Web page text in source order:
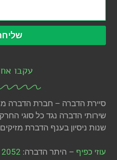
עקבו
סיירת הדברה – חברת הדברה
שנות ניסיון בענף הדברת
עוזי כפיף – היתר הדברה: 2052